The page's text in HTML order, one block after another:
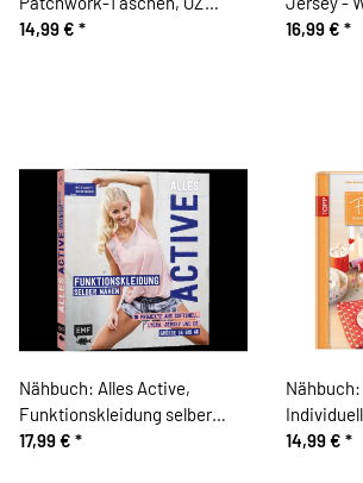
Verlag
14,99 € *
Nähen,
16,99 € *
Nähbuch: Alles Active,
Funktionskleidung selber
nähen, EMF
17,99 € *
TOPP
14,99 € *